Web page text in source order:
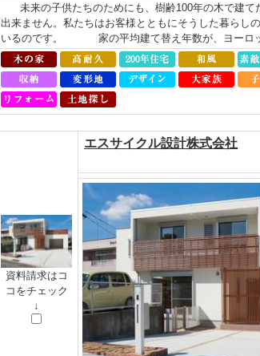
未来の子供たちのためにも、樹齢100年の木で建て
出来ません。私たちはお客様とともにそうした暮らし
いるのです。 家の平均建て替え年数が、ヨーロ
資料請求はコ
コをチェック
↓
エスサイクル設計株式会社